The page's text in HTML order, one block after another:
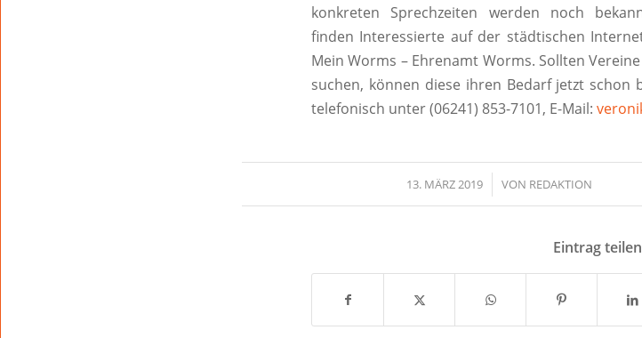
konkreten Sprechzeiten werden noch
finden Interessierte auf der städtischen
Mein Worms – Ehrenamt Worms. Sollten
suchen, können diese ihren Bedarf jetzt schon
telefonisch unter (06241) 853-7101, E-Mail:
13. MÄRZ 2019
/ VON REDAKTION
Eintrag teilen